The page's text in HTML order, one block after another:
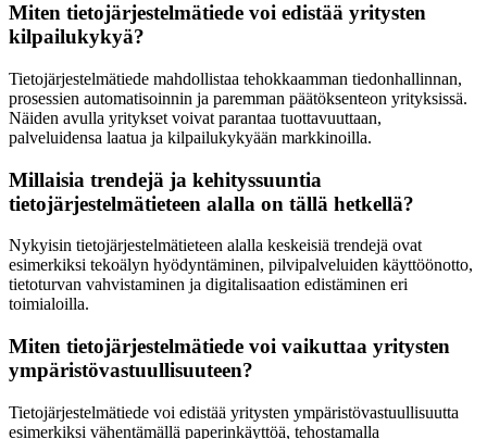
Miten tietojärjestelmätiede voi edistää yritysten
kilpailukykyä?
Tietojärjestelmätiede mahdollistaa tehokkaamman tiedonhallinnan,
prosessien automatisoinnin ja paremman päätöksenteon yrityksissä.
Näiden avulla yritykset voivat parantaa tuottavuuttaan,
palveluidensa laatua ja kilpailukykyään markkinoilla.
Millaisia trendejä ja kehityssuuntia
tietojärjestelmätieteen alalla on tällä hetkellä?
Nykyisin tietojärjestelmätieteen alalla keskeisiä trendejä ovat
esimerkiksi tekoälyn hyödyntäminen, pilvipalveluiden käyttöönotto,
tietoturvan vahvistaminen ja digitalisaation edistäminen eri
toimialoilla.
Miten tietojärjestelmätiede voi vaikuttaa yritysten
ympäristövastuullisuuteen?
Tietojärjestelmätiede voi edistää yritysten ympäristövastuullisuutta
esimerkiksi vähentämällä paperinkäyttöä, tehostamalla